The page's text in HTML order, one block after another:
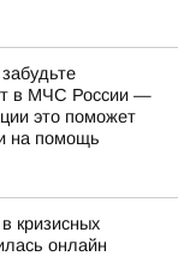
в МЧС России —
это поможет
на помощь
кризисных
онлайн